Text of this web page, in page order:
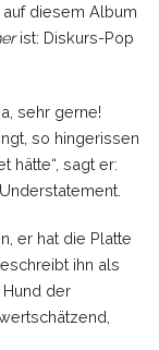
auf diesem Album
ist: Diskurs-Pop
sehr gerne!
so hingerissen
hätte“, sagt er:
er hat die Platte
ihn als
der